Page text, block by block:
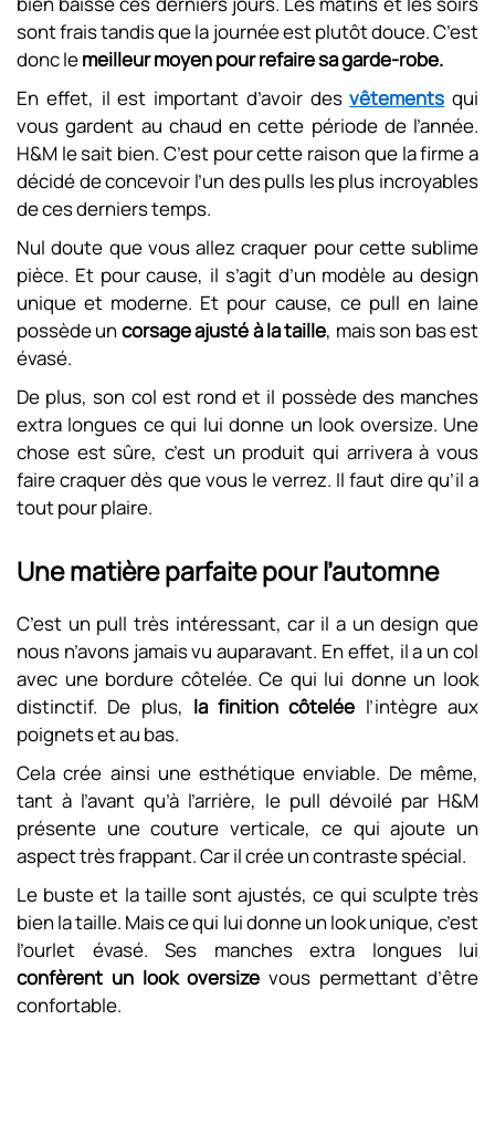
sont frais tandis que la journée est plutôt douce. C’est
donc lemeilleur moyen pour refaire sa garde-robe.
En effet, il est important d’avoir desvêtements qui
vous gardent au chaud en cette période de l’année.
H&M le sait bien. C’est pour cette raison que la firme a
décidé de concevoir l’un des pulls les plus incroyables
de ces derniers temps.
Nul doute que vous allez craquer pour cette sublime
pièce. Et pour cause, il s’agit d’un modèle au design
unique et moderne. Et pour cause, ce pull en laine
possède un corsage ajusté à la taille, mais son bas est
évasé.
De plus, son col est rond et il possède des manches
extra longues ce qui lui donne un look oversize. Une
chose est sûre, c’est un produit qui arrivera à vous
faire craquer dès que vous le verrez. Il faut dire qu’il a
tout pour plaire.
Une matière parfaite pour l’automne
C’est un pull très intéressant, car il a un design que
nous n’avons jamais vu auparavant. En effet, il a un col
avec une bordure côtelée. Ce qui lui donne un look
distinctif. De plus, la finition côtelée l’intègre aux
poignets et au bas.
Cela crée ainsi une esthétique enviable. De même,
tant à l’avant qu’à l’arrière, le pull dévoilé par H&M
présente une couture verticale, ce qui ajoute un
aspect très frappant. Car il crée un contraste spécial.
Le buste et la taille sont ajustés, ce qui sculpte très
bien la taille. Mais ce qui lui donne un look unique, c’est
l’ourlet évasé. Ses manches extra longues lui
confèrent un look oversize vous permettant d’être
confortable.